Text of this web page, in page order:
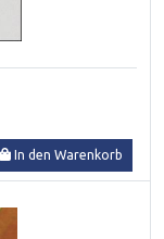
In den Warenkorb